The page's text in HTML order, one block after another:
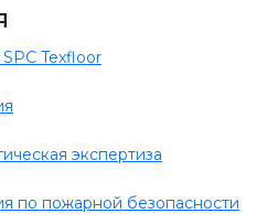
Texfloor
экспертиза
по пожарной безопасности